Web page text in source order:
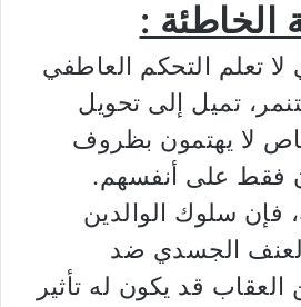
الخاطئة :
لا تعلم التحكم العاطفي
تميل إلى تحويل
لا يهتمون بظروف
فقط على أنفسهم.
فإن سلوك الوالدين
الجسدي ضد
قد يكون له تأثير